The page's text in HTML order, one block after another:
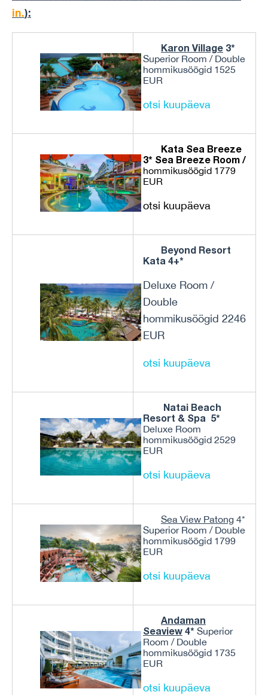
in.):
Karon Village 3*
Superior Room / Double
hommikusöögid 1525
EUR
otsi kuupäeva
Kata Sea Breeze
3* Sea Breeze Room /
hommikusöögid 1779
EUR
otsi kuupäeva
Beyond Resort
Kata 4+*
Deluxe Room /
Double
hommikusöögid 2246
EUR
otsi kuupäeva
Natai Beach
Resort & Spa 5*
Deluxe Room
hommikusöögid 2529
EUR
otsi kuupäeva
Sea View Patong 4*
Superior Room / Double
hommikusöögid 1799
EUR
otsi kuupäeva
Andaman
Seaview 4* Superior
Room / Double
hommikusöögid 1735
EUR
otsi kuupäeva